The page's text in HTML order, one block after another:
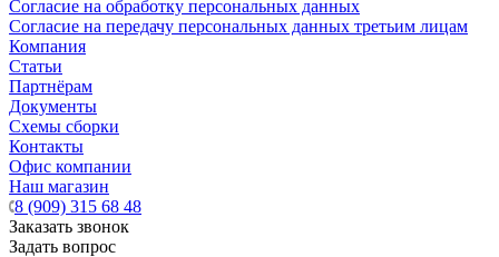
Согласие на обработку персональных данных
Согласие на передачу персональных данных третьим лицам
Компания
Статьи
Партнёрам
Документы
Схемы сборки
Контакты
Офис компании
Наш магазин
8 (909) 315 68 48
Заказать звонок
Задать вопрос